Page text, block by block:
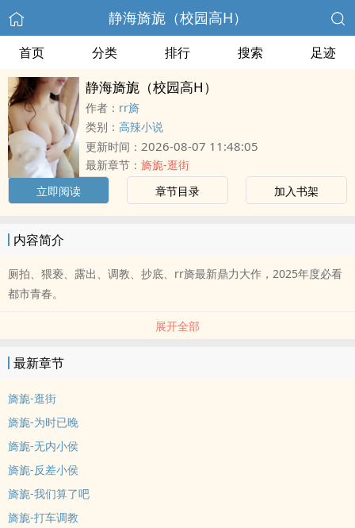
静海旖旎（校园高H）
首页 分类 排行 搜索 足迹
静海旖旎（校园高H）
作者： rr旖
类别： 高辣小说
更新时间： 2026-08-07 11:48:05
最新章节： 旖旎-逛街
立即阅读
章节目录 加入书架
内容简介
厕拍、猥亵、露出、调教、抄底、rr旖最新鼎力大作，2025年度必看
都市青春。
展开全部
最新章节
旖旎-逛街
旖旎-为时已晚
旖旎-无内小侯
旖旎-反差小侯
旖旎-我们算了吧
旖旎-打车调教